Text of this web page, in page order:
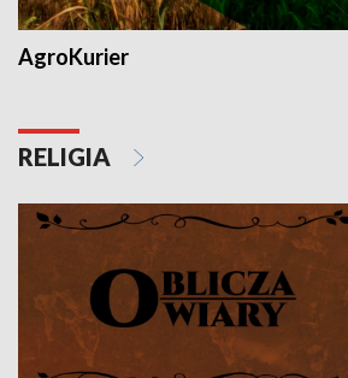
AgroKurier
RELIGIA